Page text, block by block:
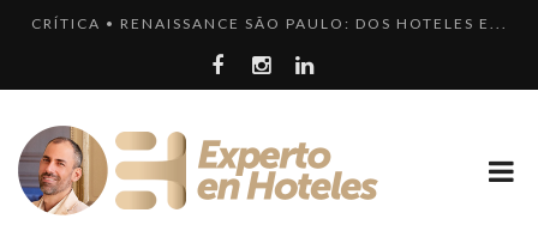
CRÍTICA • RENAISSANCE SÃO PAULO: DOS HOTELES E...
LOS 10 HOTELES MÁS LUJOSOS DE MÉXICO QUE DEBER...
¿CUÁL ES LA DIFERENCIA HAY ENTRE HOTEL, HOSTEL...
LOS 10 HOTELES MÁS CAROS DE PARÍS. LUJO FRANCÉ...